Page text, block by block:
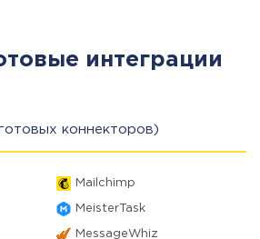
интеграции
коннекторов)
Mailchimp
MeisterTask
MessageWhiz